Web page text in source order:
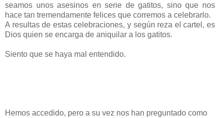
seamos unos asesinos en serie de gatitos, sino que nos
hace tan tremendamente felices que corremos a celebrarlo.
A resultas de estas celebraciones, y según reza el cartel, es
Dios quien se encarga de aniquilar a los gatitos.
Siento que se haya mal entendido.
Hemos accedido, pero a su vez nos han preguntado como